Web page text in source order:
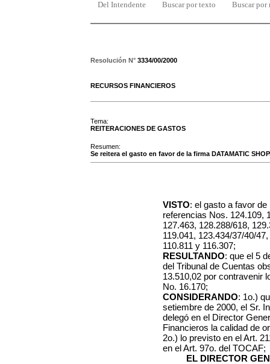
Del Intendente Buscar por texto Buscar por
Resolución N° 3334/00/2000
RECURSOS FINANCIEROS
Tema:
REITERACIONES DE GASTOS
Resumen:
Se reitera el gasto en favor de la firma DATAMATIC
VISTO: el gasto a favor
referencias Nos. 124.109,
127.463, 128.288/618,
119.041, 123.434/37/40/
110.811 y 116.307;
RESULTANDO: que el 5
del Tribunal de Cuentas
13.510,02 por contravenir
No. 16.170;
CONSIDERANDO: 1o.)
setiembre de 2000, el Sr.
delegó en el Director
Financieros la calidad de
2o.) lo previsto en el Art.
en el Art. 97o. del TOCAF;
EL DIRECTOR